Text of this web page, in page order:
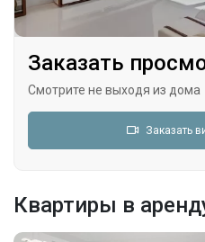
Заказать
Смотрите не выходя из дома
Заказать
Квартиры в